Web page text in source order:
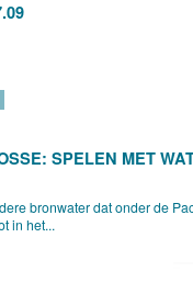
SPELEN MET
bronwater dat onder de
in het...